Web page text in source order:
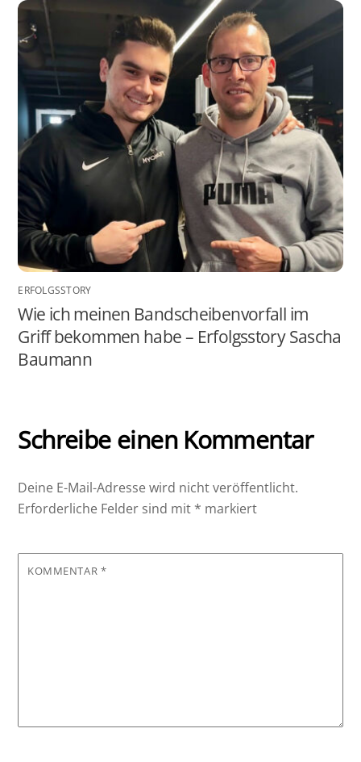
ERFOLGSSTORY
Wie ich meinen Bandscheibenvorfall im
Griff bekommen habe – Erfolgsstory Sascha
Baumann
Schreibe einen Kommentar
Deine E-Mail-Adresse wird nicht veröffentlicht.
Erforderliche Felder sind mit * markiert
KOMMENTAR *